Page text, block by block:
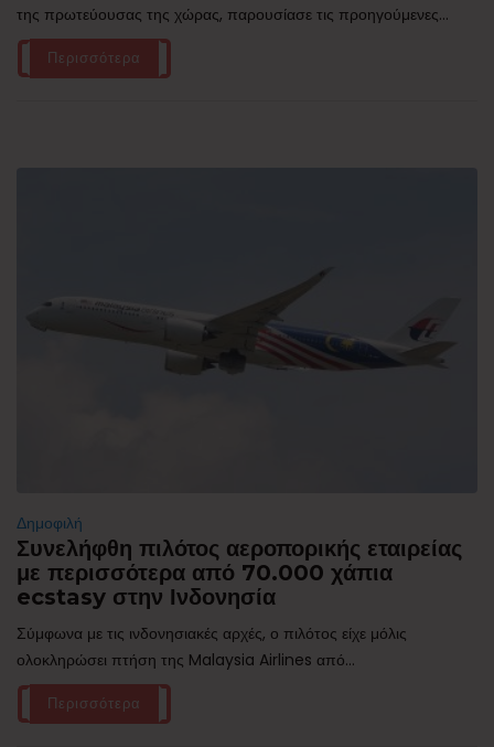
της πρωτεύουσας της χώρας, παρουσίασε τις προηγούμενες...
Περισσότερα
Δημοφιλή
Συνελήφθη πιλότος αεροπορικής εταιρείας
με περισσότερα από 70.000 χάπια
ecstasy στην Ινδονησία
Σύμφωνα με τις ινδονησιακές αρχές, ο πιλότος είχε μόλις
ολοκληρώσει πτήση της Malaysia Airlines από...
Περισσότερα